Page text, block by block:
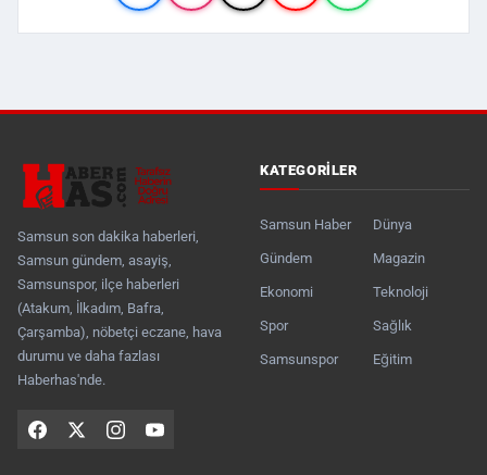
Samsun son dakika haberleri,
Samsun gündem, asayiş,
Samsunspor, ilçe haberleri
(Atakum, İlkadım, Bafra,
Çarşamba), nöbetçi eczane, hava
durumu ve daha fazlası
Haberhas'nde.
KATEGORILER
Samsun Haber
Gündem
Ekonomi
Spor
Samsunspor
Dünya
Magazin
Teknoloji
Sağlık
Eğitim